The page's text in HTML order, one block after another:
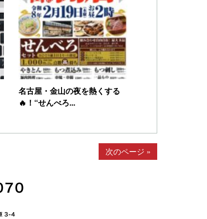
名古屋・金山の夜を熱くする
🔥！“せんべろ...
次のページ »